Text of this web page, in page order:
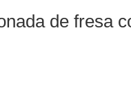
de fresa